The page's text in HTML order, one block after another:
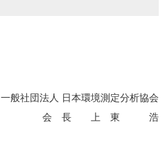
一般社団法人 日本環境測定分析協会
会 長 上 東 浩